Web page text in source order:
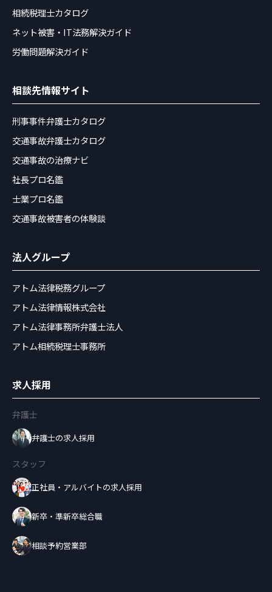
相続税理士カタログ
ネット被害・IT法務解決ガイド
労働問題解決ガイド
相談先情報サイト
刑事事件弁護士カタログ
交通事故弁護士カタログ
交通事故の治療ナビ
社長プロ名鑑
士業プロ名鑑
交通事故被害者の体験談
法人グループ
アトム法律税務グループ
アトム法律情報株式会社
アトム法律事務所弁護士法人
アトム相続税理士事務所
求人採用
弁護士
弁護士の求人採用
スタッフ
正社員・アルバイトの求人採用
新卒・準新卒総合職
相談予約営業部